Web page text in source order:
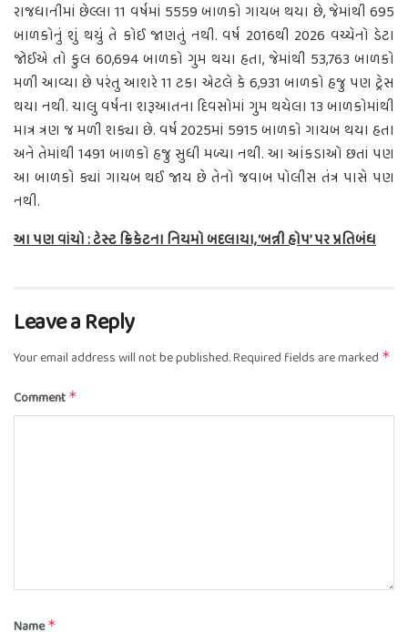
રાજધાનીમાં છેલ્લા 11 વર્ષમાં 5559 બાળકો ગાયબ થયા છે, જેમાંથી 695
બાળકોનું શું થયું તે કોઈ જાણતું નથી. વર્ષ 2016થી 2026 વચ્ચેનો ડેટા
જોઈએ તો કુલ 60,694 બાળકો ગુમ થયા હતા, જેમાંથી 53,763 બાળકો
મળી આવ્યા છે પરંતુ આશરે 11 ટકા એટલે કે 6,931 બાળકો હજુ પણ ટ્રેસ
થયા નથી. ચાલુ વર્ષના શરૂઆતના દિવસોમાં ગુમ થયેલા 13 બાળકોમાંથી
માત્ર ત્રણ જ મળી શક્યા છે. વર્ષ 2025માં 5915 બાળકો ગાયબ થયા હતા
અને તેમાંથી 1491 બાળકો હજુ સુધી મળ્યા નથી. આ આંકડાઓ છતાં પણ
આ બાળકો ક્યાં ગાયબ થઈ જાય છે તેનો જવાબ પોલીસ તંત્ર પાસે પણ
નથી.
આ પણ વાંચો : ટેસ્ટ ક્રિકેટના નિયમો બદલાયા, ‘બન્ની હોપ’ પર પ્રતિબંધ
Leave a Reply
Your email address will not be published.Required fields are marked *
Comment *
Name*